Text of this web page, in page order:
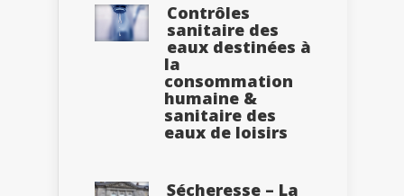
Contrôles
sanitaire des
eaux destinées à
la
consommation
humaine &
sanitaire des
eaux de loisirs
Sécheresse – La